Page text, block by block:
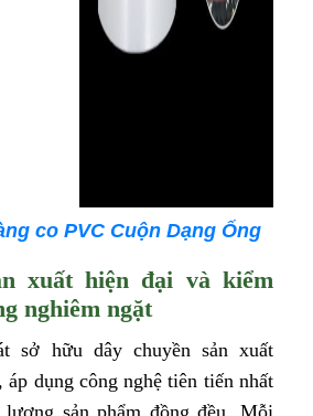
co PVC Cuộn Dạng Ống
xuất hiện đại và kiểm
nghiêm ngặt
sở hữu dây chuyền sản xuất
áp dụng công nghệ tiên tiến nhất
lượng sản phẩm đồng đều. Mỗi